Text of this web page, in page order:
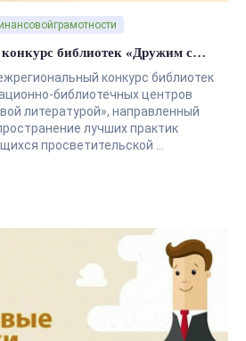
библиотек «Дружим с…
конкурс библиотек
библиотечных центров
литературой», направленный
лучших практик
просветительской …